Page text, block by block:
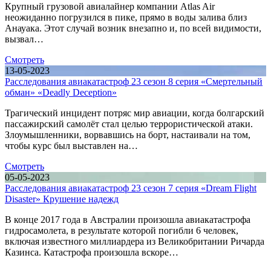
Крупный грузовой авиалайнер компании Atlas Air
неожиданно погрузился в пике, прямо в воды залива близ
Анауака. Этот случай возник внезапно и, по всей видимости,
вызвал…
Смотреть
13-05-2023
Расследования авиакатастроф 23 сезон 8 серия «Смертельный
обман» «Deadly Deception»
Трагический инцидент потряс мир авиации, когда болгарский
пассажирский самолёт стал целью террористической атаки.
Злоумышленники, ворвавшись на борт, настаивали на том,
чтобы курс был выставлен на…
Смотреть
05-05-2023
Расследования авиакатастроф 23 сезон 7 серия «Dream Flight
Disaster» Крушение надежд
В конце 2017 года в Австралии произошла авиакатастрофа
гидросамолета, в результате которой погибли 6 человек,
включая известного миллиардера из Великобритании Ричарда
Казинса. Катастрофа произошла вскоре…